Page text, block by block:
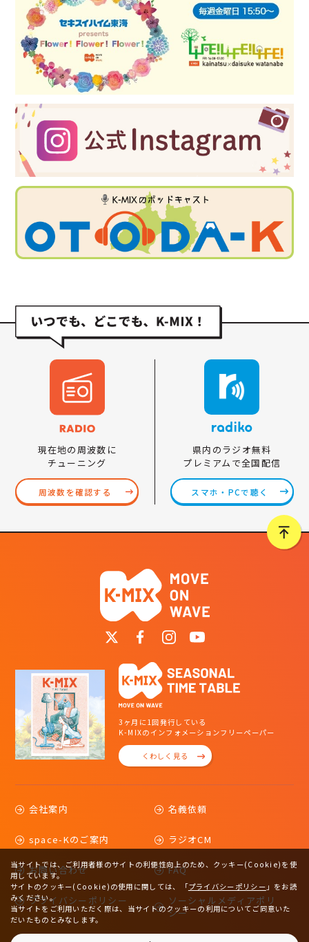
現在地の周波数に
チューニング
周波数を確認する
県内のラジオ無料
プレミアムで全国配信
スマホ・PCで聴く
3ヶ月に1回発行している
K-MIXのインフォメーションフリーペーパー
くわしく見る
会社案内 名義依頼
space-Kのご案内 ラジオCM
お問い合わせ FAQ
プライバシーポリシー
ソーシャルメディアポリ
シー
当サイトでは、ご利用者様のサイトの利便性向上のため、クッキー(Cookie)を使
用しています。
サイトのクッキー(Cookie)の使用に関しては、
「プライバシーポリシー 」をお読
みください。
当サイトをご利用いただく際は、当サイトのクッキーの利用についてご同意いた
だいたものとみなします。